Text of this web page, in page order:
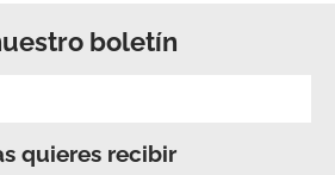
boletín
quieres recibir